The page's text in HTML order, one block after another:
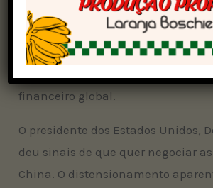
Bolsa de Mercadorias de Chicago
fecharam a quarta-feira em leve
especulativas garantem a alta,
financeiro global.
O presidente dos Estados Unidos,
deu sinais de que quer negociar
China. O distensionamento